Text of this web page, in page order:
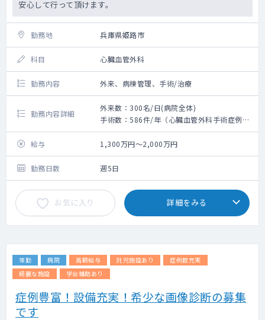
安心して行って頂けます。
勤務地 兵庫県姫路市
科目 心臓血管外科
勤務内容 外来、病棟管理、手術/治療
勤務内容詳細
外来数：300名/日(病院全体)
手術数：586件/年（心臓血管外科手術症例）
【業務内容】
《外来》
・外来コマ数：1コマ程度/週
・外来患者数：15～20名/コマ
《病棟管理》
・担当患者数：5～10名
《オペ》
・総手術件数：約150件/年
・手術時の麻酔：常勤麻酔医が担当
【主な疾患】
虚血性疾患、心臓弁膜疾患、胸部大動脈瘤、
給与 1,300万円～2,000万円
勤務日数 週5日
お気に入り 詳細をみる
常勤 病院 高額給与 託児施設あり
症例数充実
綺麗な施設
学会補助あり
症例豊富！設備充実！希少な画像診断の募集
です